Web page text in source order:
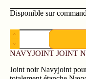
Disponible sur
NAVYJOINT JOINT
Joint noir Navyjoint